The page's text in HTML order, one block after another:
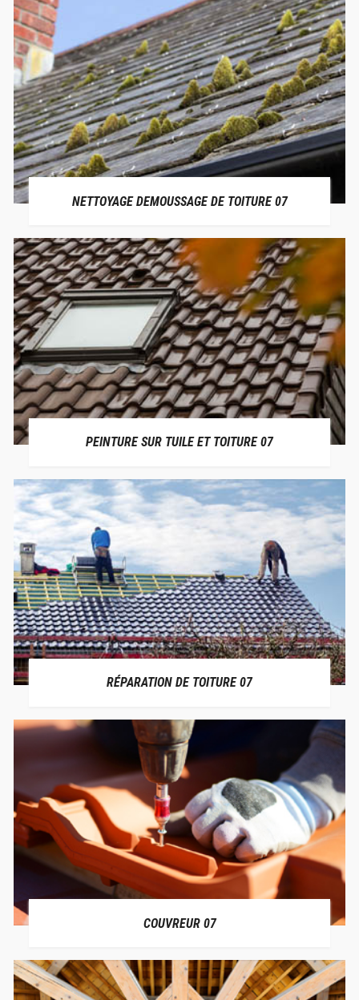
NETTOYAGE DEMOUSSAGE DE TOITURE 07
PEINTURE SUR TUILE ET TOITURE 07
RÉPARATION DE TOITURE 07
COUVREUR 07